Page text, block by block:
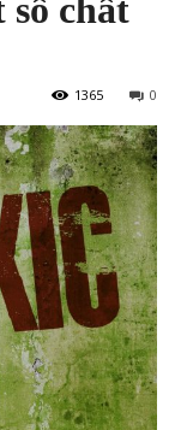
chất
0
1365